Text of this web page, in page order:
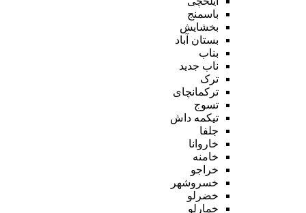
باسمنج
بخشایش
بستان آباد
بناب
ناب جدید
ترک
ترکمانچای
تسوج
تیکمه داش
جلفا
خاروانا
خامنه
خراجو
خسروشهر
خضرلو
خمارلو